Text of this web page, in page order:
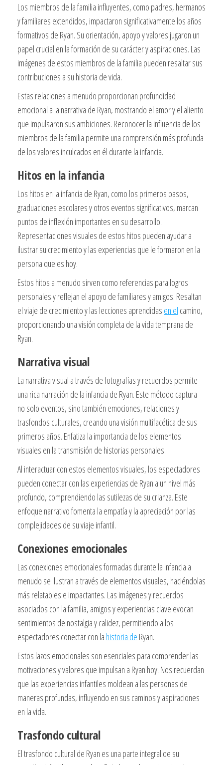
Los miembros de la familia influyentes, como padres, hermanos
y familiares extendidos, impactaron significativamente los años
formativos de Ryan. Su orientación, apoyo y valores jugaron un
papel crucial en la formación de su carácter y aspiraciones. Las
imágenes de estos miembros de la familia pueden resaltar sus
contribuciones a su historia de vida.
Estas relaciones a menudo proporcionan profundidad
emocional a la narrativa de Ryan, mostrando el amor y el aliento
que impulsaron sus ambiciones. Reconocer la influencia de los
miembros de la familia permite una comprensión más profunda
de los valores inculcados en él durante la infancia.
Hitos en la infancia
Los hitos en la infancia de Ryan, como los primeros pasos,
graduaciones escolares y otros eventos significativos, marcan
puntos de inflexión importantes en su desarrollo.
Representaciones visuales de estos hitos pueden ayudar a
ilustrar su crecimiento y las experiencias que le formaron en la
persona que es hoy.
Estos hitos a menudo sirven como referencias para logros
personales y reflejan el apoyo de familiares y amigos. Resaltan
el viaje de crecimiento y las lecciones aprendidas en el camino,
proporcionando una visión completa de la vida temprana de
Ryan.
Narrativa visual
La narrativa visual a través de fotografías y recuerdos permite
una rica narración de la infancia de Ryan. Este método captura
no solo eventos, sino también emociones, relaciones y
trasfondos culturales, creando una visión multifacética de sus
primeros años. Enfatiza la importancia de los elementos
visuales en la transmisión de historias personales.
Al interactuar con estos elementos visuales, los espectadores
pueden conectar con las experiencias de Ryan a un nivel más
profundo, comprendiendo las sutilezas de su crianza. Este
enfoque narrativo fomenta la empatía y la apreciación por las
complejidades de su viaje infantil.
Conexiones emocionales
Las conexiones emocionales formadas durante la infancia a
menudo se ilustran a través de elementos visuales, haciéndolas
más relatables e impactantes. Las imágenes y recuerdos
asociados con la familia, amigos y experiencias clave evocan
sentimientos de nostalgia y calidez, permitiendo a los
espectadores conectar con la historia de Ryan.
Estos lazos emocionales son esenciales para comprender las
motivaciones y valores que impulsan a Ryan hoy. Nos recuerdan
que las experiencias infantiles moldean a las personas de
maneras profundas, influyendo en sus caminos y aspiraciones
en la vida.
Trasfondo cultural
El trasfondo cultural de Ryan es una parte integral de su